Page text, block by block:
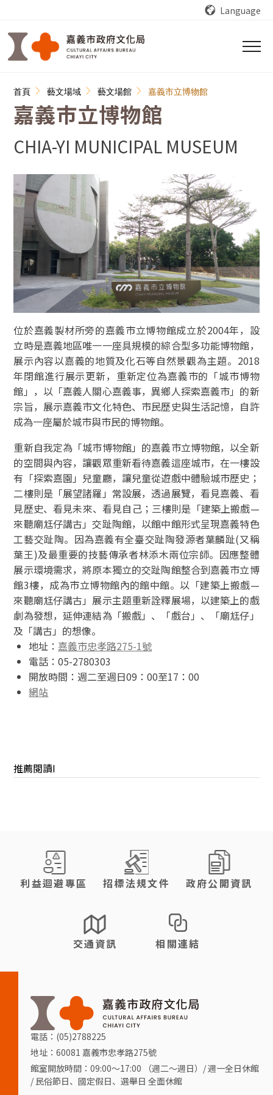
Language
首頁 藝文場域 藝文場館 嘉義市立博物館
嘉義市立博物館
CHIA-YI MUNICIPAL MUSEUM
位於嘉義製材所旁的嘉義市立博物館成立於2004年，設
立時是嘉義地區唯一一座具規模的綜合型多功能博物館，
展示內容以嘉義的地質及化石等自然景觀為主題。2018
年閉館進行展示更新，重新定位為嘉義市的「城市博物
館」，以「嘉義人關心嘉義事，異鄉人探索嘉義市」的新
宗旨，展示嘉義市文化特色、市民歷史與生活記憶，自許
成為一座屬於城市與市民的博物館。
重新自我定為「城市博物館」的嘉義市立博物館，以全新
的空間與內容，讓觀眾重新看待嘉義這座城市，在一樓設
有「探索嘉園」兒童廳，讓兒童從遊戲中體驗城市歷史；
二樓則是「展望諸羅」常設展，透過展覽，看見嘉義、看
見歷史、看見未來、看見自己；三樓則是「建築上搬戲—
來聽廟尪仔講古」交趾陶館，以館中館形式呈現嘉義特色
工藝交趾陶。因為嘉義有全臺交趾陶發源者葉麟趾(又稱
葉王)及最重要的技藝傳承者林添木兩位宗師。因應整體
展示環境需求，將原本獨立的交趾陶館整合到嘉義市立博
館3樓，成為市立博物館內的館中館。以「建築上搬戲—
來聽廟尪仔講古」展示主題重新詮釋展場，以建築上的戲
劇為發想，延伸連結為「搬戲」、「戲台」、「廟尪仔」
及「講古」的想像。
地址： 嘉義市忠孝路275-1號
電話：05-2780303
開放時間：週二至週日09：00至17：00
網站
推薦閱讀I
利益迴避專區 招標法規文件 政府公開資訊
交通資訊 相關連結
電話：(05)2788225
地址：60081 嘉義市忠孝路275號
館室開放時間：09:00～17:00 （週二～週日）/ 週一全日休館
/ 民俗節日、國定假日、選舉日 全面休館